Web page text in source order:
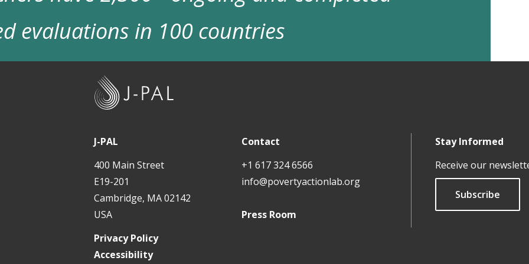
evaluations in 100 countries
J-PAL
400 Main Street
E19-201
Cambridge, MA 02142
USA
Contact
+1 617 324 6566
info@povertyactionlab.org
Press Room
Stay Informed
Receive our
Subscribe
Privacy Policy
Accessibility